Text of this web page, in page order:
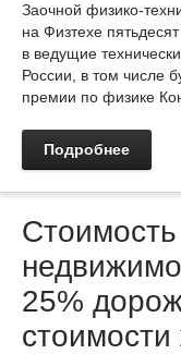
Заочной физико-
на Физтехе
в ведущие
России, в том числе
премии по физике
Подробнее
25%